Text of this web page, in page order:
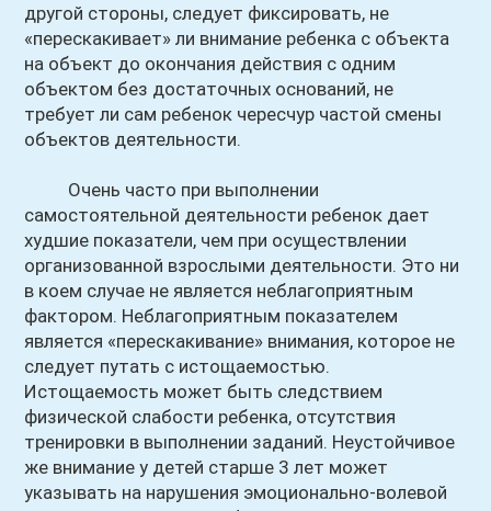
другой стороны, следует фиксировать, не
«перескакивает» ли внимание ребенка с объекта
на объект до окончания действия с одним
объектом без достаточных оснований, не
требует ли сам ребенок чересчур частой смены
объектов деятельности.
Очень часто при выполнении
самостоятельной деятельности ребенок дает
худшие показатели, чем при осуществлении
организованной взрослыми деятельности. Это ни
в коем случае не является неблагоприятным
фактором. Неблагоприятным показателем
является «перескакивание» внимания, которое не
следует путать с истощаемостью.
Истощаемость может быть следствием
физической слабости ребенка, отсутствия
тренировки в выполнении заданий. Неустойчивое
же внимание у детей старше 3 лет может
указывать на нарушения эмоционально-волевой